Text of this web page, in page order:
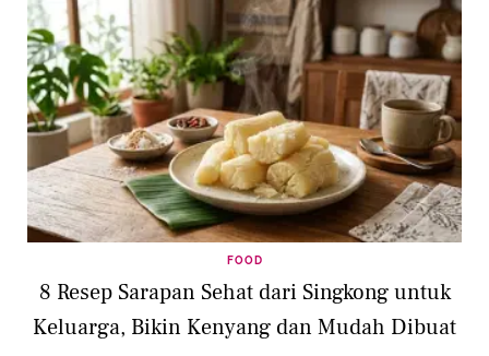
FOOD
8 Resep Sarapan Sehat dari Singkong untuk
Keluarga, Bikin Kenyang dan Mudah Dibuat